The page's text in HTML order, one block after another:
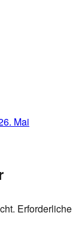
Mai
Erforderliche